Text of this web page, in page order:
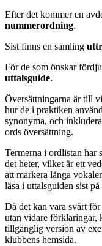
Efter det kommer en
nummerordning.
Sist finns en samling
För de som önskar
uttalsguide.
Översättningarna är till
hur de i praktiken
synonyma, och
ords översättning.
Termerna i ordlistan har
det heter, vilket är ett
att markera långa
läsa i uttalsguiden sist på
Då det kan vara svårt
utan vidare förklaringar,
tillgänglig version av
klubbens hemsida.